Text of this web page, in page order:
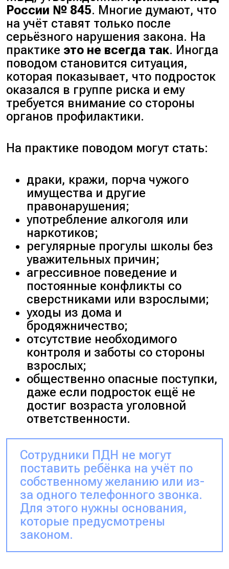
России № 845. Многие думают, что
на учёт ставят только после
серьёзного нарушения закона. На
практике это не всегда так. Иногда
поводом становится ситуация,
которая показывает, что подросток
оказался в группе риска и ему
требуется внимание со стороны
органов профилактики.
На практике поводом могут стать:
драки, кражи, порча чужого
имущества и другие
правонарушения;
употребление алкоголя или
наркотиков;
регулярные прогулы школы без
уважительных причин;
агрессивное поведение и
постоянные конфликты со
сверстниками или взрослыми;
уходы из дома и
бродяжничество;
отсутствие необходимого
контроля и заботы со стороны
взрослых;
общественно опасные поступки,
даже если подросток ещё не
достиг возраста уголовной
ответственности.
Сотрудники ПДН не могут
поставить ребёнка на учёт по
собственному желанию или из-
за одного телефонного звонка.
Для этого нужны основания,
которые предусмотрены
законом.